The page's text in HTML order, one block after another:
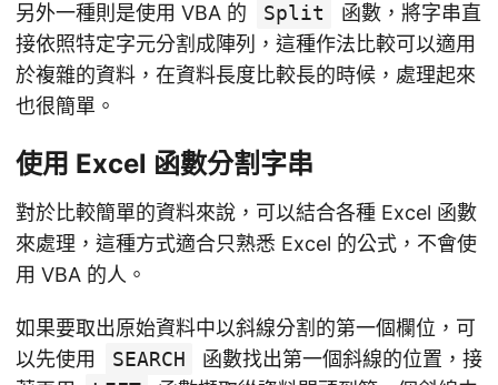
另外一種則是使用 VBA 的 Split
函數，將字串直
接依照特定字元分割成陣列，這種作法比較可以適用
於複雜的資料，在資料長度比較長的時候，處理起來
也很簡單。
使用 Excel 函數分割字串
對於比較簡單的資料來說，可以結合各種 Excel 函數
來處理，這種方式適合只熟悉 Excel 的公式，不會使
用 VBA 的人。
如果要取出原始資料中以斜線分割的第一個欄位，可
以先使用
SEARCH
函數找出第一個斜線的位置，接